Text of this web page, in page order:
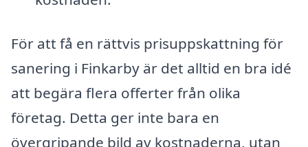
För att få en rättvis prisuppskattning för
sanering i Finkarby är det alltid en bra idé
att begära flera offerter från olika
företag. Detta ger inte bara en
övergripande bild av kostnaderna, utan